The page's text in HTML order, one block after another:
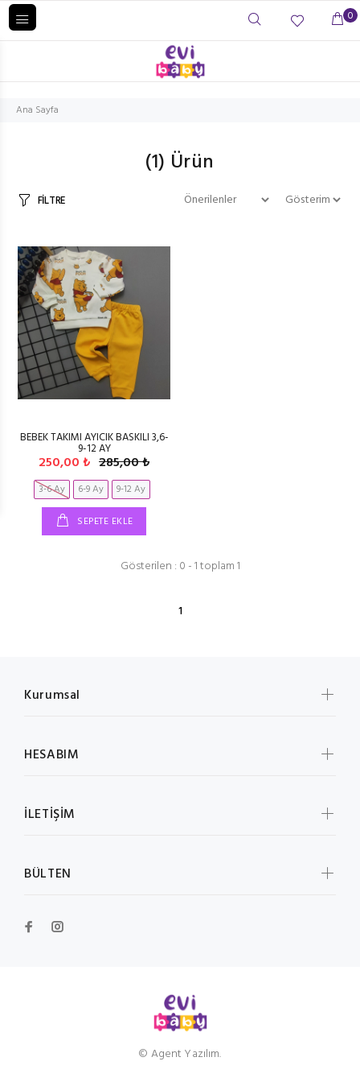
0
Ana Sayfa
(1) Ürün
FİLTRE
BEBEK TAKIMI AYICIK BASKILI 3,6-
9-12 AY
250,00 ₺ 285,00 ₺
3-6 Ay 6-9 Ay
9-12 Ay
SEPETE EKLE
Gösterilen : 0 - 1 toplam 1
1
Kurumsal
HESABIM
İLETİŞİM
BÜLTEN
© Agent Yazılım.